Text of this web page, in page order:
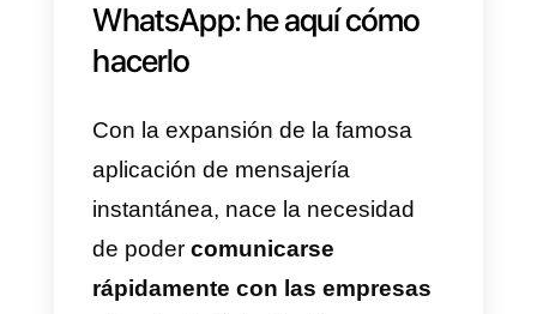
Generar enlace de WhatsApp